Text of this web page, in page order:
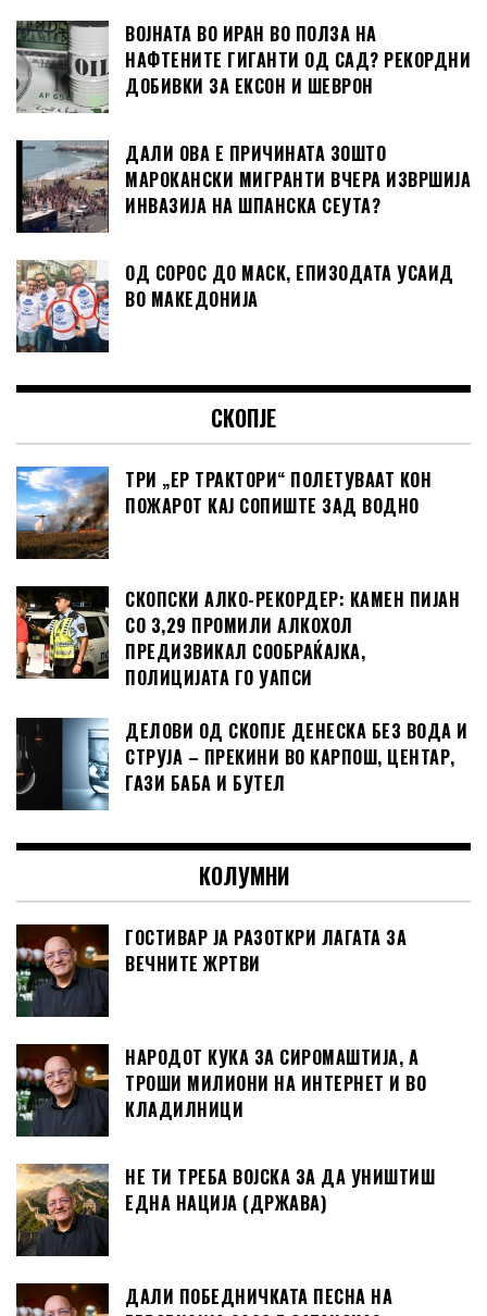
ВОЈНАТА ВО ИРАН ВО ПОЛЗА НА
НАФТЕНИТЕ ГИГАНТИ ОД САД? РЕКОРДНИ
ДОБИВКИ ЗА ЕКСОН И ШЕВРОН
ДАЛИ ОВА Е ПРИЧИНАТА ЗОШТО
МАРОКАНСКИ МИГРАНТИ ВЧЕРА ИЗВРШИЈА
ИНВАЗИЈА НА ШПАНСКА СЕУТА?
ОД СОРОС ДО МАСК, ЕПИЗОДАТА УСАИД
ВО МАКЕДОНИЈА
СКОПЈЕ
ТРИ „ЕР ТРАКТОРИ“ ПОЛЕТУВААТ КОН
ПОЖАРОТ КАЈ СОПИШТЕ ЗАД ВОДНО
СКОПСКИ АЛКО-РЕКОРДЕР: КАМЕН ПИЈАН
СО 3,29 ПРОМИЛИ АЛКОХОЛ
ПРЕДИЗВИКАЛ СООБРАЌАЈКА,
ПОЛИЦИЈАТА ГО УАПСИ
ДЕЛОВИ ОД СКОПЈЕ ДЕНЕСКА БЕЗ ВОДА И
СТРУЈА – ПРЕКИНИ ВО КАРПОШ, ЦЕНТАР,
ГАЗИ БАБА И БУТЕЛ
КОЛУМНИ
ГОСТИВАР ЈА РАЗОТКРИ ЛАГАТА ЗА
ВЕЧНИТЕ ЖРТВИ
НАРОДОТ КУКА ЗА СИРОМАШТИЈА, А
ТРОШИ МИЛИОНИ НА ИНТЕРНЕТ И ВО
КЛАДИЛНИЦИ
НЕ ТИ ТРЕБА ВОЈСКА ЗА ДА УНИШТИШ
ЕДНА НАЦИЈА (ДРЖАВА)
ДАЛИ ПОБЕДНИЧКАТА ПЕСНА НА